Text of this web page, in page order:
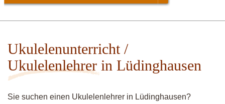
Ukulelenunterricht /
Ukulelenlehrer in Lüdinghausen
Sie suchen einen Ukulelenlehrer in Lüdinghausen?